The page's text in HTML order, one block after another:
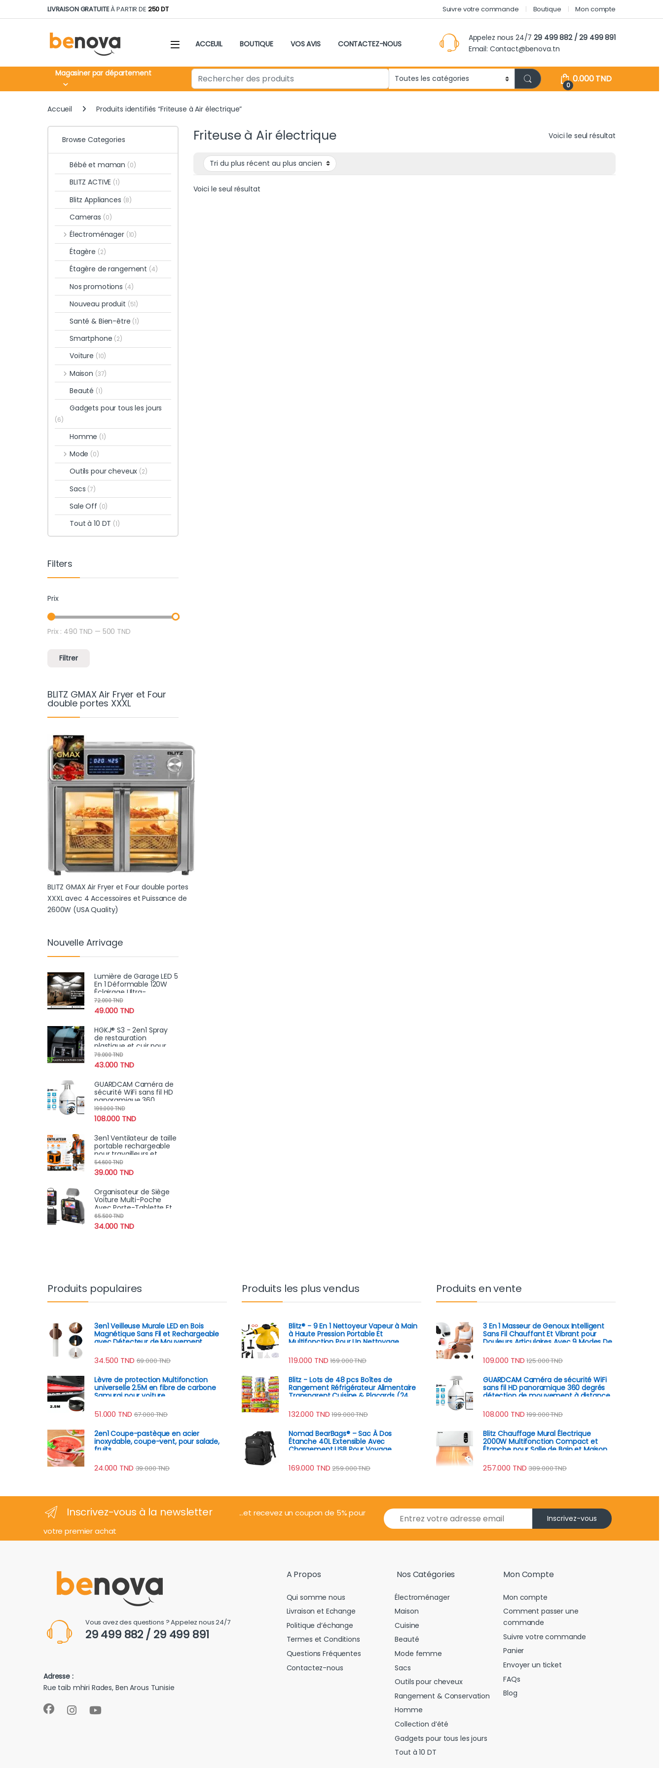
Skip to navigation
Skip to contentLIVRAISON GRATUITEÀ PARTIR DE 250 DT Suivre votre commande Boutique Mon compte
ACCEUIL BOUTIQUE VOS AVIS CONTACTEZ-NOUS
Appelez nous 24/729 499 882 / 29 499 891
Email: Contact@benova.tn
Magasiner par département Search for:
0
0.000TND
Accueil Produits identifiés “Friteuse à Air électrique”
Friteuse à Air électrique Voici le seul résultat
Voici le seul résultat
Browse Categories
Bébé et maman (0)
BLITZ ACTIVE (1)
Blitz Appliances (8)
Cameras (0)
Électroménager (10)
Étagère (2)
Étagère de rangement (4)
Nos promotions (4)
Nouveau produit (51)
Santé & Bien-être (1)
Smartphone (2)
Voiture (10)
Maison (37)
Beauté (1)
Gadgets pour tous les jours
(6)
Homme (1)
Mode (0)
Outils pour cheveux (2)
Sacs (7)
Sale Off (0)
Tout à 10 DT (1)
Filters
Prix
Prix min
Prix max
Filtrer
Prix : 490 TND — 500 TND
BLITZ GMAX Air Fryer et Four
double portes XXXL
BLITZ GMAX Air Fryer et Four double portes
XXXL avec 4 Accessoires et Puissance de
2600W (USA Quality)
Nouvelle Arrivage
Lumière de Garage LED 5
En 1 Déformable 120W
Éclairage Ultra-
Lumineux avec
Panneaux Réglables –
E27 6500K
49.000 TND
72.000TND
HGKJ® S3 - 2en1 Spray
de restauration
plastique et cuir pour
tableau de bord intérieur
exterieur de voiture
43.000 TND
79.000TND
GUARDCAM Caméra de
sécurité WiFi sans fil HD
panoramique 360
degrés détection de
mouvement à distance
108.000 TND
199.000TND
3en1 Ventilateur de taille
portable rechargeable
pour travailleurs et
sportifs
39.000 TND
54.600TND
Organisateur de Siège
Voiture Multi-Poche
Avec Porte-Tablette Et
Espaces de Stockage
Multiples
34.000 TND
65.500TND
Produits populaires
3en1 Veilleuse Murale LED en Bois
Magnétique Sans Fil et Rechargeable
avec Détecteur de Mouvement
34.500 TND 69.000TND
Lèvre de protection Multifonction
universelle 2.5M en fibre de carbone
Samurai pour voiture
51.000 TND 67.000TND
2en1 Coupe-pastèque en acier
inoxydable, coupe-vent, pour salade,
fruits
24.000 TND 39.000TND
Produits les plus vendus
Blitz® - 9 En 1 Nettoyeur Vapeur à Main
à Haute Pression Portable Et
Multifonction Pour Un Nettoyage
119.000 TND 169.000TND
Blitz - Lots de 48 pcs Boîtes de
Rangement Réfrigérateur Alimentaire
Transparent Cuisine & Placards (24
132.000 TND 199.000TND
Nomad BearBags® – Sac À Dos
Étanche 40L Extensible Avec
Chargement USB Pour Voyage
169.000 TND 259.000TND
Produits en vente
3 En 1 Masseur de Genoux Intelligent
Sans Fil Chauffant Et Vibrant pour
Douleurs Articulaires Avec 9 Modes De
109.000 TND 125.000TND
GUARDCAM Caméra de sécurité WiFi
sans fil HD panoramique 360 degrés
détection de mouvement à distance
108.000 TND 199.000TND
Blitz Chauffage Mural Électrique
2000W Multifonction Compact et
Étanche pour Salle de Bain et Maison
257.000 TND 389.000TND
Inscrivez-vous à la newsletter
...et recevez un coupon de 5% pour
votre premier achat
E
m
i
Inscrivez-vous
Vous avez des questions ? Appelez nous 24/7
29 499 882 / 29 499 891
Adresse :
Rue taib mhiri Rades, Ben Arous Tunisie
A Propos
Qui somme nous
Livraison et Echange
Politique d’échange
Termes et Conditions
Questions Fréquentes
Contactez-nous
Nos Catégories
Électroménager
Maison
Cuisine
Beauté
Mode femme
Sacs
Outils pour cheveux
Rangement & Conservation
Homme
Collection d’été
Gadgets pour tous les jours
Tout à 10 DT
Mon Compte
Mon compte
Comment passer une
commande
Suivre votre commande
Panier
Envoyer un ticket
FAQs
Blog